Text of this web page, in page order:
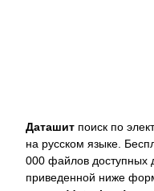
Даташит поиск по
на русском языке.
000 файлов доступных
приведенной ниже